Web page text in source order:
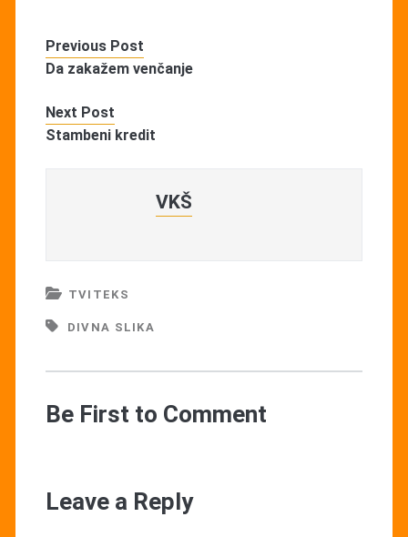
Previous Post
Da zakažem venčanje
Next Post
Stambeni kredit
VKŠ
TVITEKS
DIVNA SLIKA
Be First to Comment
Leave a Reply